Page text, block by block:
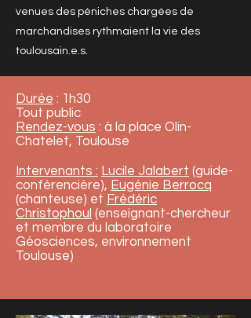
venues des péniches chargées de
marchandises rythmaient la vie des
toulousain.e.s.
Durée : 1h30
Tout public
Rendez-vous : à la place Olin-
Chatelet, Toulouse
Intervenants : Lucile Jalabert (guide-
conférencière), Eugénie Berrocq
(chanteuse) et Frédéric
Christophoul (enseignant-chercheur
et membre du laboratoire
Géosciences, environnement
Toulouse)